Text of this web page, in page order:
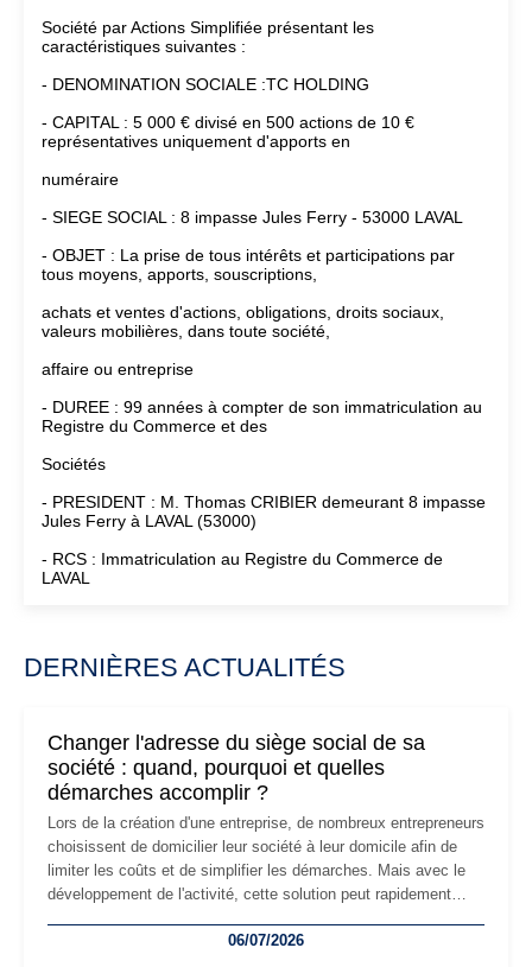
Société par Actions Simplifiée présentant les
caractéristiques suivantes :
- DENOMINATION SOCIALE :TC HOLDING
- CAPITAL : 5 000 € divisé en 500 actions de 10 €
représentatives uniquement d'apports en
numéraire
- SIEGE SOCIAL : 8 impasse Jules Ferry - 53000 LAVAL
- OBJET : La prise de tous intérêts et participations par
tous moyens, apports, souscriptions,
achats et ventes d'actions, obligations, droits sociaux,
valeurs mobilières, dans toute société,
affaire ou entreprise
- DUREE : 99 années à compter de son immatriculation au
Registre du Commerce et des
Sociétés
- PRESIDENT : M. Thomas CRIBIER demeurant 8 impasse
Jules Ferry à LAVAL (53000)
- RCS : Immatriculation au Registre du Commerce de
LAVAL
DERNIÈRES ACTUALITÉS
Changer l'adresse du siège social de sa
société : quand, pourquoi et quelles
démarches accomplir ?
Lors de la création d'une entreprise, de nombreux entrepreneurs
choisissent de domicilier leur société à leur domicile afin de
limiter les coûts et de simplifier les démarches. Mais avec le
développement de l'activité, cette solution peut rapidement
professionnels, recrutement, image de marque… Le
06/07/2026